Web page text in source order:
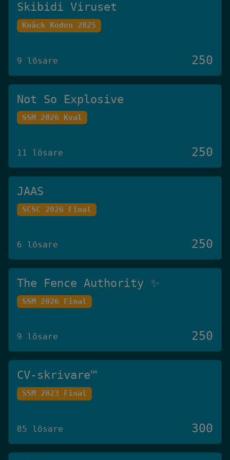
Skibidi Viruset
Knäck Koden 2025
9 lösare 250
Not So Explosive
SSM 2026 Kval
11 lösare 250
JAAS
SCSC 2026 Final
6 lösare 250
The Fence Authority ✨
SSM 2026 Final
9 lösare 250
CV-skrivare™️
SSM 2023 Final
85 lösare 300